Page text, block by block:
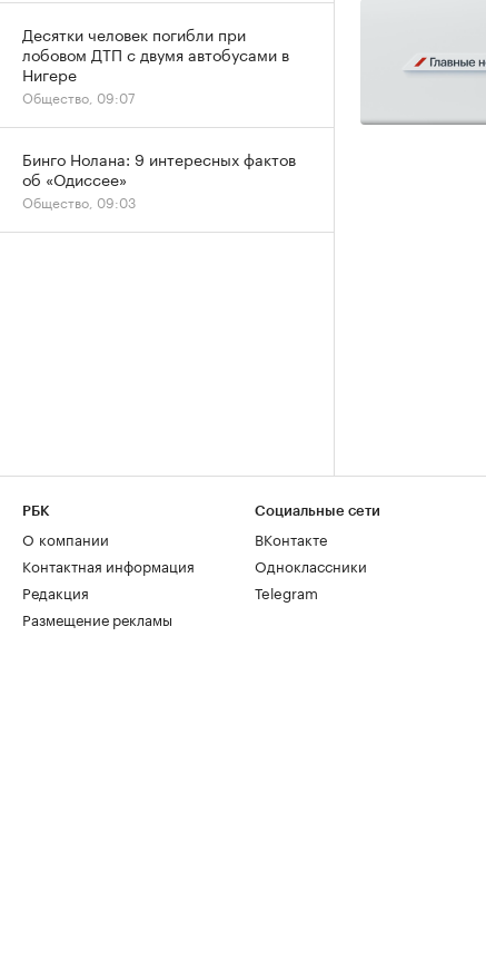
Десятки человек погибли при
лобовом ДТП с двумя автобусами в
Нигере
Общество, 09:07
Бинго Нолана: 9 интересных фактов
об «Одиссее»
Общество, 09:03
РБК
О компании
Контактная информация
Редакция
Размещение рекламы
Социальные сети
ВКонтакте
Одноклассники
Telegram